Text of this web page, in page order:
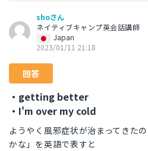
shoさん
ネイティブキャンプ英会話講師
Japan
2023/01/11 21:18
回答
・getting better
・I'm over my cold
ようやく風邪症状が治まってきた
かな」を英語で表すと